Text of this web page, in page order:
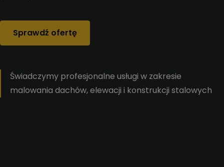
Sprawdź ofertę
Świadczymy profesjonalne usługi w zakresie
malowania dachów, elewacji i konstrukcji stalowych